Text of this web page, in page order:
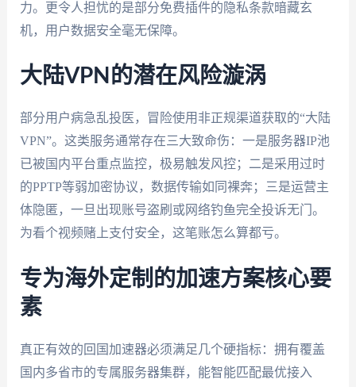
力。更令人担忧的是部分免费插件的隐私条款暗藏玄
机，用户数据安全毫无保障。
大陆VPN的潜在风险漩涡
部分用户病急乱投医，冒险使用非正规渠道获取的“大陆
VPN”。这类服务通常存在三大致命伤：一是服务器IP池
已被国内平台重点监控，极易触发风控；二是采用过时
的PPTP等弱加密协议，数据传输如同裸奔；三是运营主
体隐匿，一旦出现账号盗刷或网络钓鱼完全投诉无门。
为看个视频赌上支付安全，这笔账怎么算都亏。
专为海外定制的加速方案核心要
素
真正有效的回国加速器必须满足几个硬指标：拥有覆盖
国内多省市的专属服务器集群，能智能匹配最优接入